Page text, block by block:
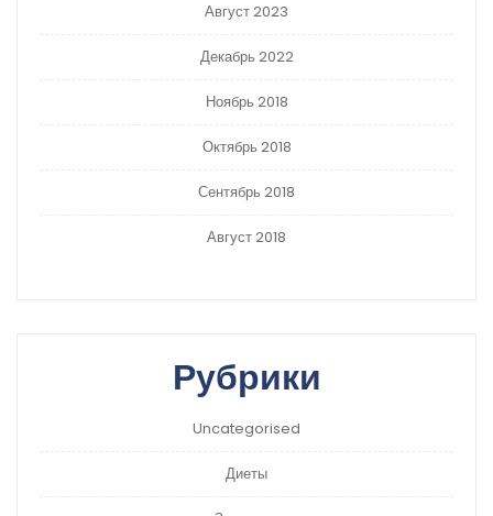
Август 2023
Декабрь 2022
Ноябрь 2018
Октябрь 2018
Сентябрь 2018
Август 2018
Рубрики
Uncategorised
Диеты